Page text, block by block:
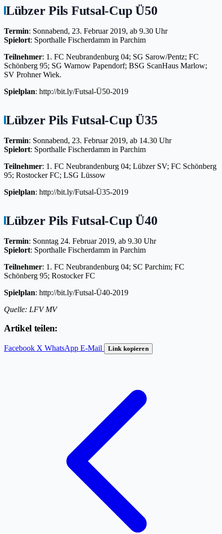
Lübzer Pils Futsal-Cup Ü50
Termin: Sonnabend, 23. Februar 2019, ab 9.30 Uhr
Spielort: Sporthalle Fischerdamm in Parchim
Teilnehmer: 1. FC Neubrandenburg 04; SG Sarow/Pentz; FC
Schönberg 95; SG Warnow Papendorf; BSG ScanHaus Marlow;
SV Prohner Wiek.
Spielplan: http://bit.ly/Futsal-Ü50-2019
Lübzer Pils Futsal-Cup Ü35
Termin: Sonnabend, 23. Februar 2019, ab 14.30 Uhr
Spielort: Sporthalle Fischerdamm in Parchim
Teilnehmer: 1. FC Neubrandenburg 04; Lübzer SV; FC Schönberg
95; Rostocker FC; LSG Lüssow
Spielplan: http://bit.ly/Futsal-Ü35-2019
Lübzer Pils Futsal-Cup Ü40
Termin: Sonntag 24. Februar 2019, ab 9.30 Uhr
Spielort: Sporthalle Fischerdamm in Parchim
Teilnehmer: 1. FC Neubrandenburg 04; SC Parchim; FC
Schönberg 95; Rostocker FC
Spielplan: http://bit.ly/Futsal-Ü40-2019
Quelle: LFV MV
Artikel teilen:
Facebook X WhatsApp E-Mail Link kopieren